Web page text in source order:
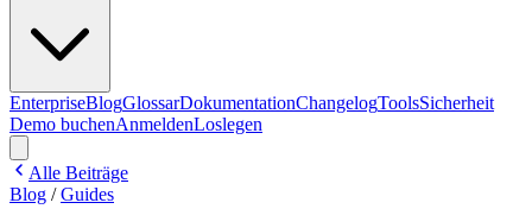
EnterpriseBlogGlossarDokumentationChangelogToolsSicherheit
Demo buchenAnmeldenLoslegen
Alle Beiträge
Blog /Guides